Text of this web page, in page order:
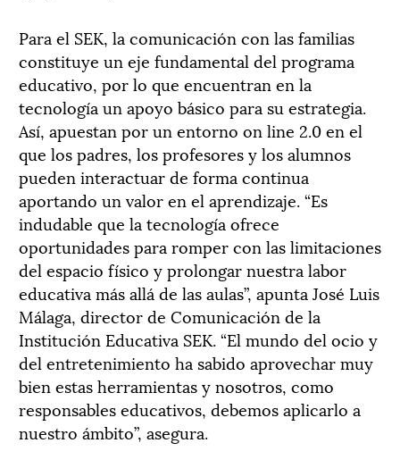
Para el SEK, la comunicación con las familias
constituye un eje fundamental del programa
educativo, por lo que encuentran en la
tecnología un apoyo básico para su estrategia.
Así, apuestan por un entorno on line 2.0 en el
que los padres, los profesores y los alumnos
pueden interactuar de forma continua
aportando un valor en el aprendizaje. “Es
indudable que la tecnología ofrece
oportunidades para romper con las limitaciones
del espacio físico y prolongar nuestra labor
educativa más allá de las aulas”, apunta José Luis
Málaga, director de Comunicación de la
Institución Educativa SEK. “El mundo del ocio y
del entretenimiento ha sabido aprovechar muy
bien estas herramientas y nosotros, como
responsables educativos, debemos aplicarlo a
nuestro ámbito”, asegura.